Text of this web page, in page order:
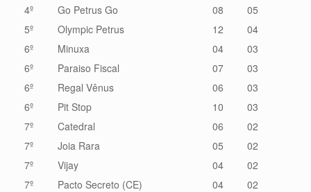
4º
Go Petrus Go 08
05
5º
Olympic Petrus 12
04
6º
Minuxa 04
03
6º
Paraiso Fiscal 07
03
6º
Regal Vênus 06
03
6º
Pit Stop 10
03
7º
Catedral 06
02
7º
Joia Rara 05
02
7º
Vijay 04
02
7º
Pacto Secreto (CE) 04
02